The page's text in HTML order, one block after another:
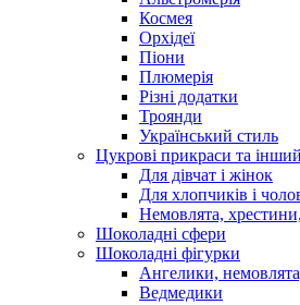
Космея
Орхідеї
Піони
Плюмерія
Різні додатки
Троянди
Український стиль
Цукрові прикраси та
Для дівчат і жінок
Для хлопчиків і
Немовлята,
Шоколадні сфери
Шоколадні фігурки
Ангелики,
Ведмедики